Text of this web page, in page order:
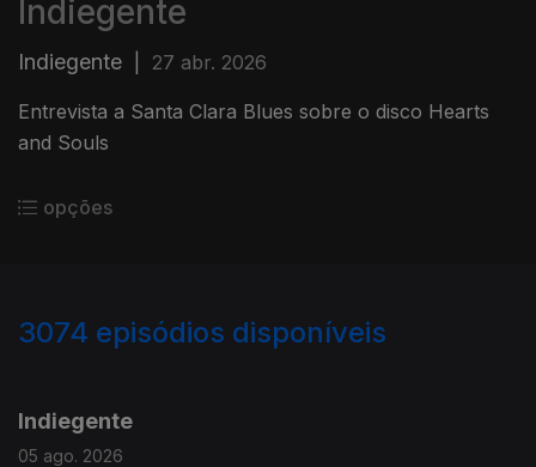
Indiegente
Indiegente 27 abr. 2026
Entrevista a Santa Clara Blues sobre o disco Hearts
and Souls
opções
3074 episódios disponíveis
Indiegente
05 ago. 2026